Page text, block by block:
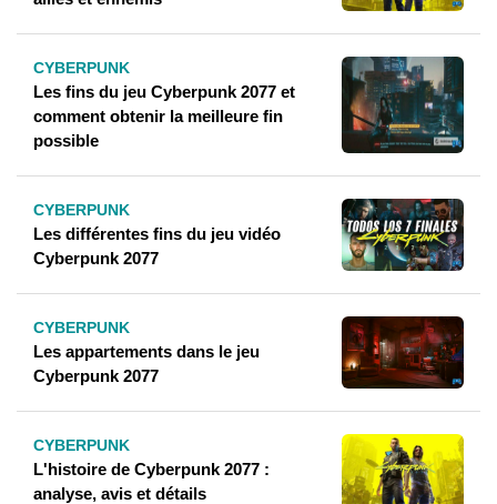
CYBERPUNK
Les fins du jeu Cyberpunk 2077 et
comment obtenir la meilleure fin
possible
CYBERPUNK
Les différentes fins du jeu vidéo
Cyberpunk 2077
CYBERPUNK
Les appartements dans le jeu
Cyberpunk 2077
CYBERPUNK
L'histoire de Cyberpunk 2077 :
analyse, avis et détails